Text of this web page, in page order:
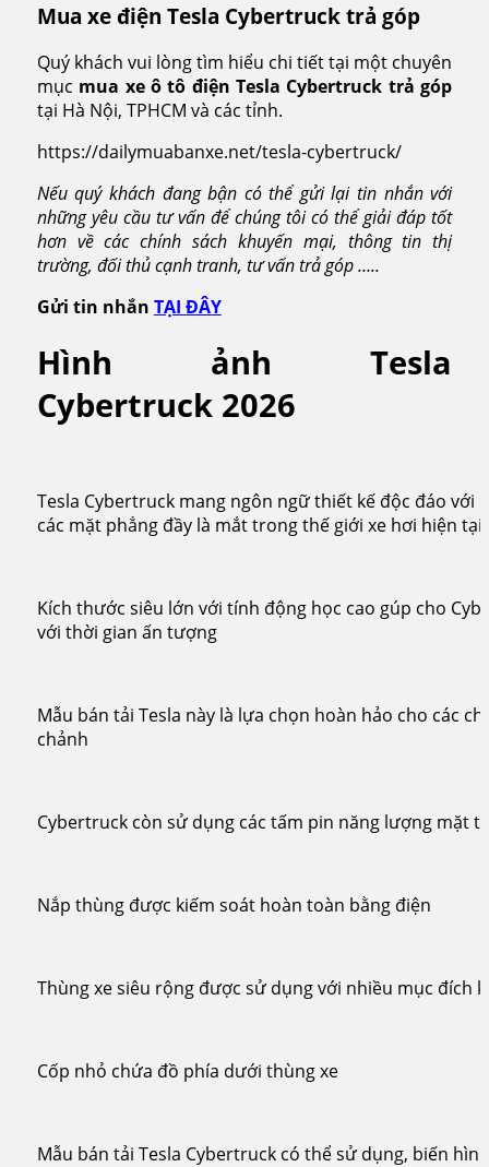
Mua xe điện Tesla Cybertruck trả góp
Quý khách vui lòng tìm hiểu chi tiết tại một chuyên
mục mua xe ô tô điện Tesla Cybertruck trả góp
tại Hà Nội, TPHCM và các tỉnh.
https://dailymuabanxe.net/tesla-cybertruck/
Nếu quý khách đang bận có thể gửi lại tin nhắn với
những yêu cầu tư vấn để chúng tôi có thể giải đáp tốt
hơn về các chính sách khuyến mại, thông tin thị
trường, đối thủ cạnh tranh, tư vấn trả góp …..
Gửi tin nhắn TẠI ĐÂY
Hình ảnh Tesla
Cybertruck 2026
Tesla Cybertruck mang ngôn ngữ thiết kế độc đáo với
các mặt phẳng đầy là mắt trong thế giới xe hơi hiện tại
Kích thước siêu lớn với tính động học cao gúp cho
với thời gian ấn tượng
Mẫu bán tải Tesla này là lựa chọn hoàn hảo cho các
chảnh
Cybertruck còn sử dụng các tấm pin năng lượng mặt
Nắp thùng được kiếm soát hoàn toàn bằng điện
Thùng xe siêu rộng được sử dụng với nhiều mục đích
Cốp nhỏ chứa đồ phía dưới thùng xe
Mẫu bán tải Tesla Cybertruck có thể sử dụng, biến